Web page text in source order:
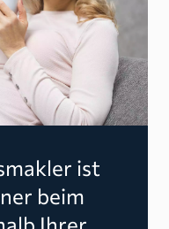
ist
beim